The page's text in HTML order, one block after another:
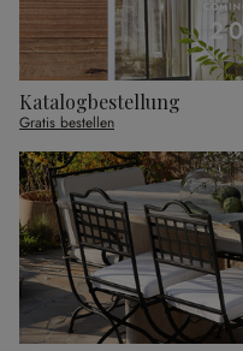
Katalogbestellung
Gratis bestellen